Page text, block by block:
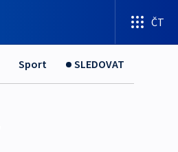
ČT
Sport SLEDOVAT